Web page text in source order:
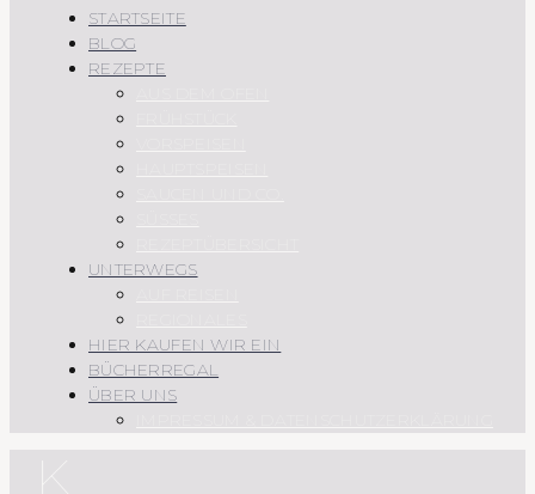
STARTSEITE
BLOG
REZEPTE
UNTERWEGS
HIER KAUFEN WIR EIN
BÜCHERREGAL
ÜBER UNS